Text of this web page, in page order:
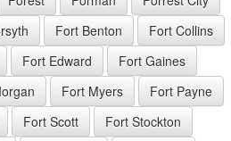
Fort Benton
Fort Collins
Fort Edward
Fort Gaines
Fort Myers
Fort Payne
Fort Scott
Fort Stockton